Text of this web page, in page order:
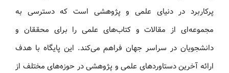
پرکاربرد در دنیای علمی و پژوهشی است که دسترسی به
مجموعه‌ای از مقالات و کتاب‌های علمی را برای محققان و
دانشجویان در سراسر جهان فراهم می‌کند. این پایگاه با هدف
ارائه آخرین دستاوردهای علمی و پژوهشی در حوزه‌های مختلف از